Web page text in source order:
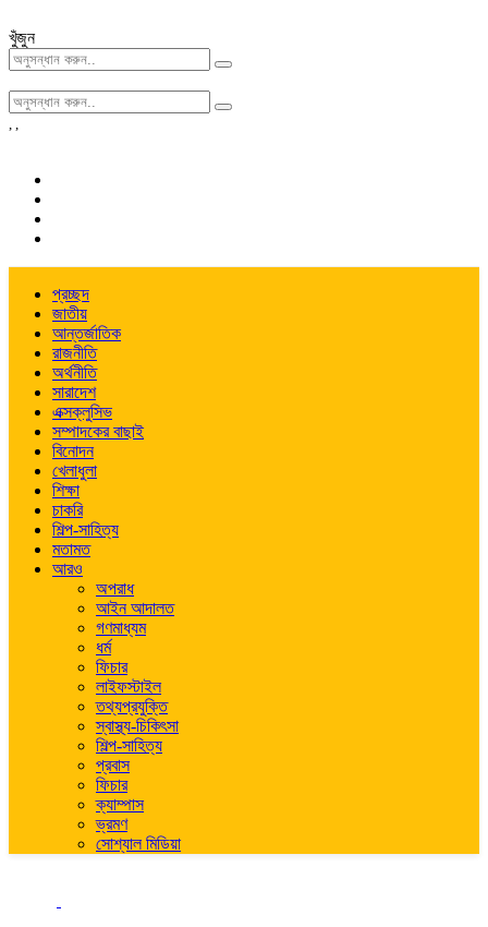
খুঁজুন
, ,
প্রচ্ছদ
জাতীয়
আন্তর্জাতিক
রাজনীতি
অর্থনীতি
সারাদেশ
এক্সক্লুসিভ
সম্পাদকের বাছাই
বিনোদন
খেলাধুলা
শিক্ষা
চাকরি
শিল্প-সাহিত্য
মতামত
আরও
অপরাধ
আইন আদালত
গণমাধ্যম
ধর্ম
ফিচার
লাইফস্টাইল
তথ্যপ্রযুক্তি
স্বাস্থ্য-চিকিৎসা
শিল্প-সাহিত্য
প্রবাস
ফিচার
ক্যাম্পাস
ভ্রমণ
সোশ্যাল মিডিয়া